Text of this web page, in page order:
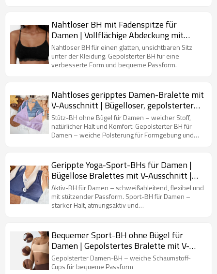
Nahtloser BH mit Fadenspitze für
Damen | Vollflächige Abdeckung mit
ungefütterten Bügeln | Sexy Bralettes
mit Racerback
Nahtloser BH für einen glatten, unsichtbaren Sitz
unter der Kleidung. Gepolsterter BH für eine
verbesserte Form und bequeme Passform.
Nahtloses geripptes Damen-Bralette mit
V-Ausschnitt | Bügelloser, gepolsterter
Schlaf-BH | Tiefer Ausschnitt,
ungefüttert, nahtlos
Stütz-BH ohne Bügel für Damen – weicher Stoff,
natürlicher Halt und Komfort. Gepolsterter BH für
Damen – weiche Polsterung für Formgebung und
Gerippte Yoga-Sport-BHs für Damen |
Bügellose Bralettes mit V-Ausschnitt |
Stützkomfort, Tief ausgeschnitten,
gepolstert
Aktiv-BH für Damen – schweißableitend, flexibel und
mit stützender Passform. Sport-BH für Damen –
starker Halt, atmungsaktiv und
Bequemer Sport-BH ohne Bügel für
Damen | Gepolstertes Bralette mit V-
Ausschnitt | Sport-BH mit verstellbaren
Trägern
Gepolsterter Damen-BH – weiche Schaumstoff-
Cups für bequeme Passform